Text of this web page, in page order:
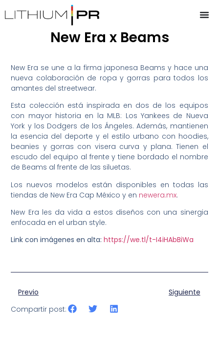
New Era x Beams
New Era se une a la firma japonesa Beams y hace una
nueva colaboración de ropa y gorras para todos los
amantes del streetwear.
Esta colección está inspirada en dos de los equipos
con mayor historia en la MLB: Los Yankees de Nueva
York y los Dodgers de los Ángeles. Además, mantienen
la esencia del deporte y el estilo urbano con hoodies,
beanies y gorras con visera curva y plana. Tienen el
escudo del equipo al frente y tiene bordado el nombre
de Beams al frente de las siluetas.
Los nuevos modelos están disponibles en todas las
tiendas de New Era Cap México y en newera.mx.
New Era les da vida a estos diseños con una sinergia
enfocada en el urban style.
Link con imágenes en alta:https://we.tl/t-I4iHAbBiWa
Previo
Siguiente
Compartir post: